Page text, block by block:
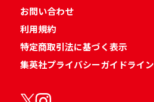
お問い合わせ
利用規約
特定商取引法に基づく表示
集英社プライバシーガイドライン